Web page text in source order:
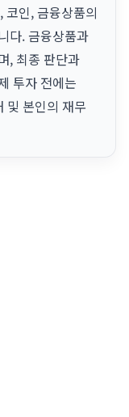
코인, 금융상품의
다. 금융상품과
, 최종 판단과
투자 전에는
및 본인의 재무